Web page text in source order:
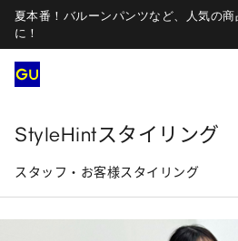
夏本番！バルーンパンツなど、人気の
に！
StyleHintスタイリング
スタッフ・お客様スタイリング